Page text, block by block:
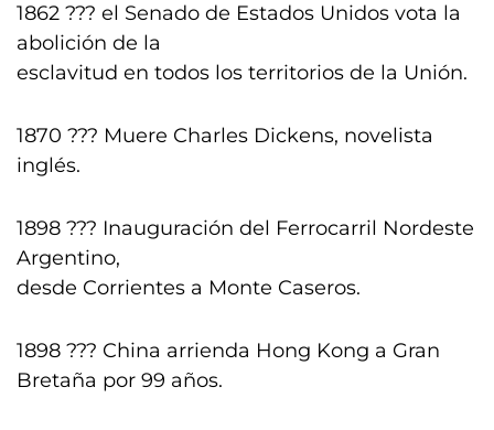
1862 ??? el Senado de Estados Unidos vota la
abolición de la
esclavitud en todos los territorios de la Unión.
1870 ??? Muere Charles Dickens, novelista
inglés.
1898 ??? Inauguración del Ferrocarril Nordeste
Argentino,
desde Corrientes a Monte Caseros.
1898 ??? China arrienda Hong Kong a Gran
Bretaña por 99 años.